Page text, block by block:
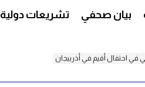
بيان صحفي تشريعات دولية
احتفال أقيم في أذربيجان